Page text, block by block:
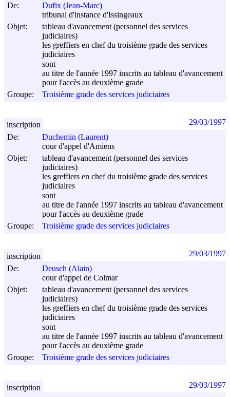
De:
Dufix (Jean-Marc)
tribunal d'instance d'Issingeaux
Objet:
tableau d'avancement (personnel des services
judiciaires)
les greffiers en chef du troisième grade des services
judiciaires
sont
au titre de l'année 1997 inscrits au tableau d'avancement
pour l'accès au deuxième grade
Groupe:
Troisième grade des services judiciaires
De:
Duchemin (Laurent)
cour d'appel d'Amiens
Objet:
tableau d'avancement (personnel des services
judiciaires)
les greffiers en chef du troisième grade des services
judiciaires
sont
au titre de l'année 1997 inscrits au tableau d'avancement
pour l'accès au deuxième grade
Groupe:
Troisième grade des services judiciaires
inscription 29/03/1997
De:
Deusch (Alain)
cour d'appel de Colmar
Objet:
tableau d'avancement (personnel des services
judiciaires)
les greffiers en chef du troisième grade des services
judiciaires
sont
au titre de l'année 1997 inscrits au tableau d'avancement
pour l'accès au deuxième grade
Groupe:
Troisième grade des services judiciaires
inscription 29/03/1997
inscription 29/03/1997